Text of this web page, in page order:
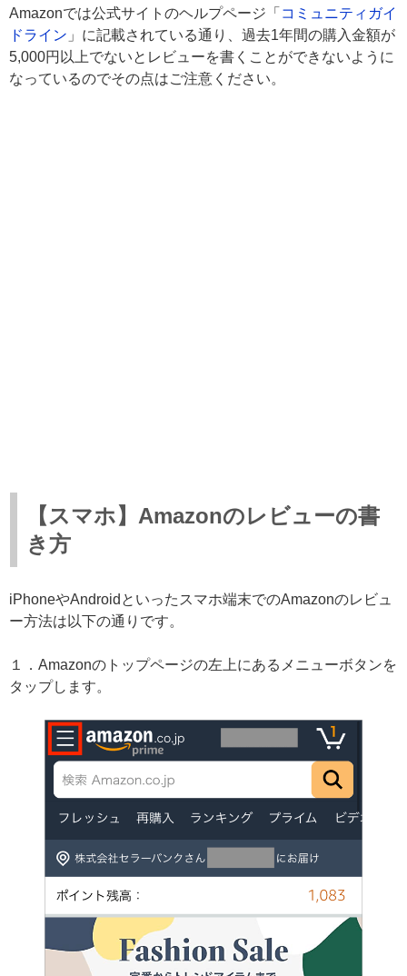
Amazonでは公式サイトのヘルプページ「 コミュニティガイ
ドライン 」に記載されている通り、過去1年間の購入金額が
5,000円以上でないとレビューを書くことができないように
なっているのでその点はご注意ください。
【スマホ】Amazonのレビューの書
き方
iPhoneやAndroidといったスマホ端末でのAmazonのレビュ
ー方法は以下の通りです。
１．Amazonのトップページの左上にあるメニューボタンを
タップします。